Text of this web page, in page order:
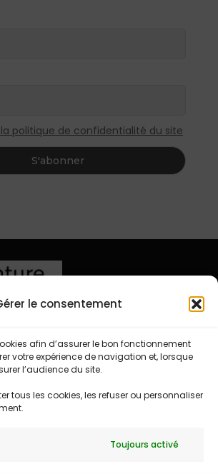
le consentement
afin d’assurer le bon fonctionnement
votre expérience de navigation et, lorsque
l’audience du site.
tous les cookies, les refuser ou personnaliser
Toujours activé
politique de confidentialité du site